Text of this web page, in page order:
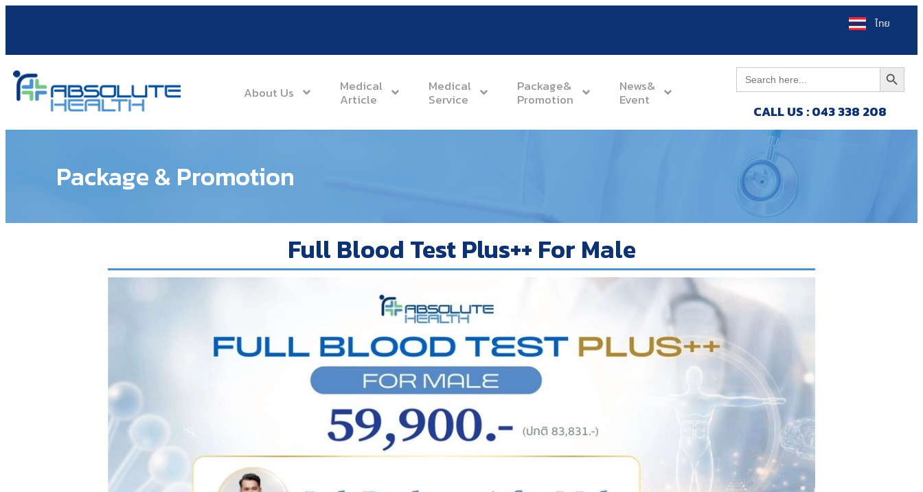
ไทย
About Us Medical
Article
Medical
Service
Package&
Promotion
News&
Event
Search
for:
Search Button
CALL US : 043 338 208
Package & Promotion
Full Blood Test Plus++ For Male